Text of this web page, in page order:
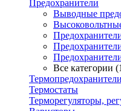
Предохранители
Выводные
Все категории
Термопредохранители
Термостаты
Терморегуляторы,